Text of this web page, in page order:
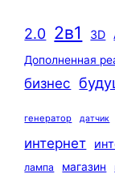
2.0 2в1 3D
Дополненная
бизнес
генератор датчик
интернет
лампа
магазин